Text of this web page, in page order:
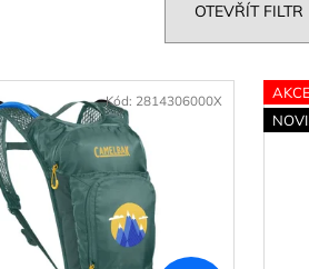
OTEVŘÍT FILTR
Kód: 2814306000X
AKCE